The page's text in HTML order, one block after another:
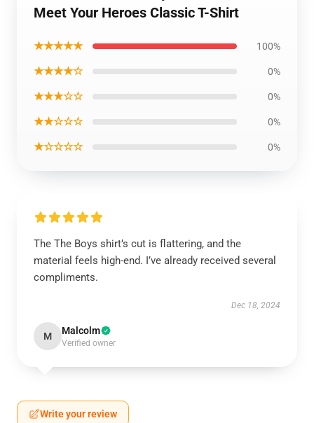
Meet Your Heroes Classic T-Shirt
★★★★★ 100%
★★★★☆ 0%
★★★☆☆ 0%
★★☆☆☆ 0%
★☆☆☆☆ 0%
The The Boys shirt’s cut is flattering, and the
material feels high-end. I’ve already received several
compliments.
Dec 18, 2024
M Malcolm
Verified owner
Write your review